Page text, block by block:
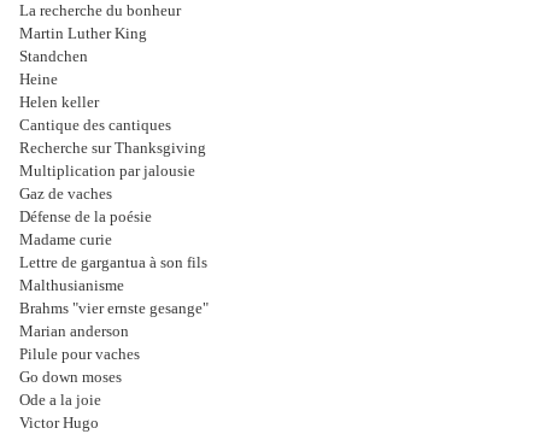
La recherche du bonheur
Martin Luther King
Standchen
Heine
Helen keller
Cantique des cantiques
Recherche sur Thanksgiving
Multiplication par jalousie
Gaz de vaches
Défense de la poésie
Madame curie
Lettre de gargantua à son fils
Malthusianisme
Brahms "vier ernste gesange"
Marian anderson
Pilule pour vaches
Go down moses
Ode a la joie
Victor Hugo